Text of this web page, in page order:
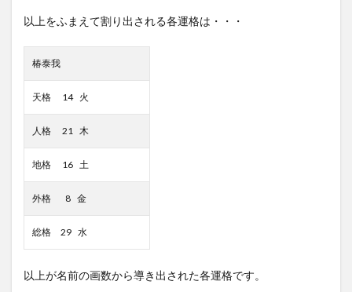
以上をふまえて割り出される各運格は・・・
椿泰我
天格 14 火
人格 21 木
地格 16 土
外格 8 金
総格 29 水
以上が名前の画数から導き出された各運格です。